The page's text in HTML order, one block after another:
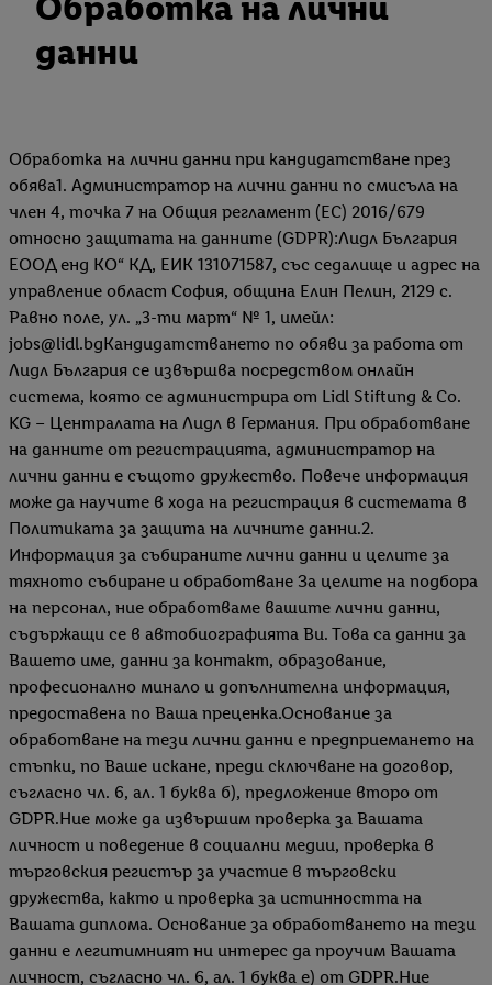
данни
Обработка на лични данни при кандидатстване през
обява1. Администратор на лични данни по смисъла на
член 4, точка 7 на Общия регламент (ЕС) 2016/679
относно защитата на данните (GDPR):Лидл България
ЕООД енд КО“ КД, ЕИК 131071587, със седалище и адрес на
управление област София, община Елин Пелин, 2129 с.
Равно поле, ул. „3-ти март“ № 1, имейл:
jobs@lidl.bgКандидатстването по обяви за работа от
Лидл България се извършва посредством онлайн
система, която се администрира от Lidl Stiftung & Co.
KG – Централата на Лидл в Германия. При обработване
на данните от регистрацията, администратор на
лични данни е същото дружество. Повече информация
може да научите в хода на регистрация в системата в
Политиката за защита на личните данни.2.
Информация за събираните лични данни и целите за
тяхното събиране и обработване За целите на подбора
на персонал, ние обработваме вашите лични данни,
съдържащи се в автобиографията Ви. Това са данни за
Вашето име, данни за контакт, образование,
професионално минало и допълнителна информация,
предоставена по Ваша преценка.Основание за
обработване на тези лични данни е предприемането на
стъпки, по Ваше искане, преди сключване на договор,
съгласно чл. 6, ал. 1 буква б), предложение второ от
GDPR.Ние може да извършим проверка за Вашата
личност и поведение в социални медии, проверка в
търговския регистър за участие в търговски
дружества, както и проверка за истинността на
Вашата диплома. Основание за обработването на тези
данни е легитимният ни интерес да проучим Вашата
личност, съгласно чл. 6, ал. 1 буква е) от GDPR.Ние